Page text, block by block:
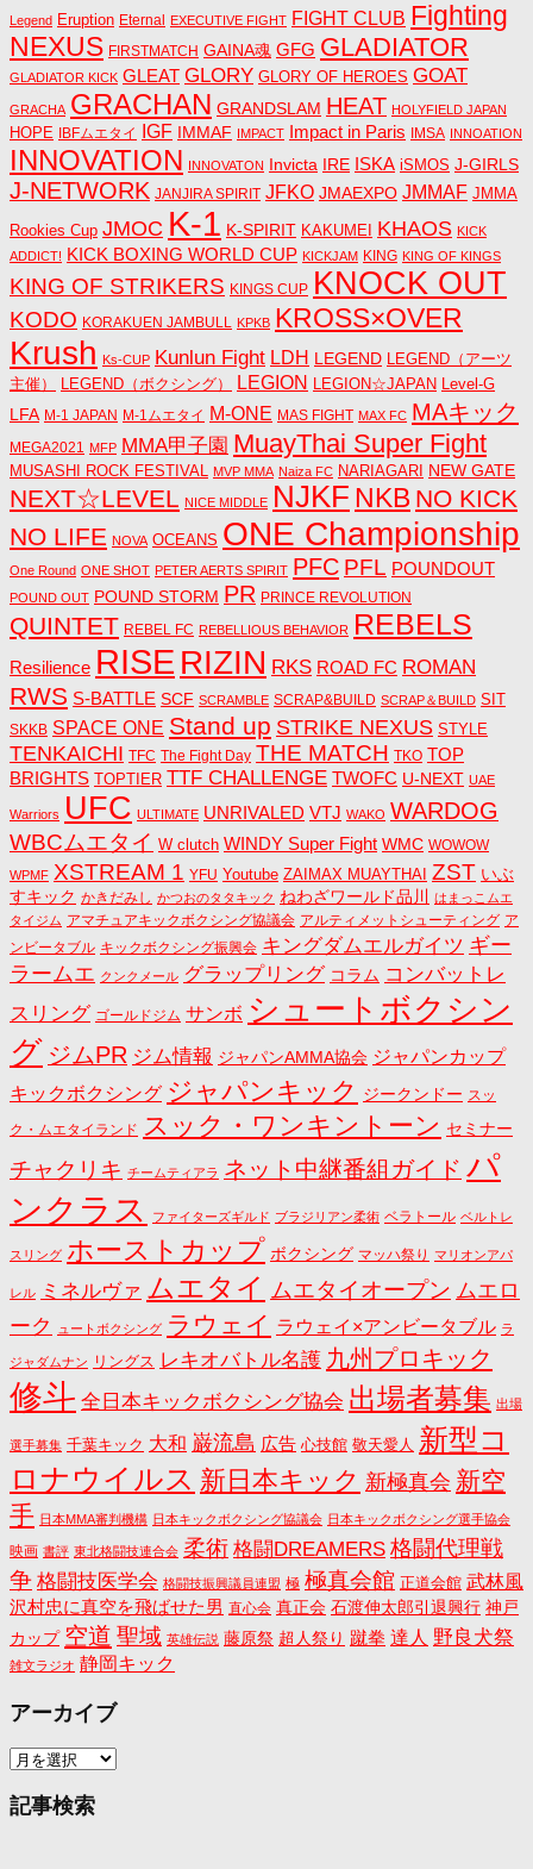
Legend Eruption Eternal EXECUTIVE FIGHT FIGHT CLUB Fighting
NEXUS FIRSTMATCH GAINA魂 GFG GLADIATOR
GLADIATOR KICK GLEAT GLORY GLORY OF HEROES GOAT
GRACHA GRACHAN GRANDSLAM HEAT HOLYFIELD JAPAN
HOPE IBFムエタイ IGF IMMAF IMPACT Impact in Paris IMSA INNOATION
INNOVATION INNOVATON Invicta IRE ISKA iSMOS J-GIRLS
J-NETWORK JANJIRA SPIRIT JFKO JMAEXPO JMMAF JMMA
Rookies Cup JMOC K-1 K-SPIRIT KAKUMEI KHAOS KICK
ADDICT! KICK BOXING WORLD CUP KICKJAM KING KING OF KINGS
KING OF STRIKERS KINGS CUP KNOCK OUT
KODO KORAKUEN JAMBULL KPKB KROSS×OVER
Krush Ks-CUP Kunlun Fight LDH LEGEND LEGEND（アーツ
主催）
LEGEND（ボクシング） LEGION LEGION☆JAPAN Level-G
LFA M-1 JAPAN M-1ムエタイ M-ONE MAS FIGHT MAX FC MAキック
MEGA2021 MFP MMA甲子園 MuayThai Super Fight
MUSASHI ROCK FESTIVAL MVP MMA Naiza FC NARIAGARI NEW GATE
NEXT☆LEVEL NICE MIDDLE NJKF NKB NO KICK
NO LIFE NOVA OCEANS ONE Championship
One Round ONE SHOT PETER AERTS SPIRIT PFC PFL POUNDOUT
POUND OUT POUND STORM PR PRINCE REVOLUTION
QUINTET REBEL FC REBELLIOUS BEHAVIOR REBELS
Resilience RISE RIZIN RKS ROAD FC ROMAN
RWS S-BATTLE SCF SCRAMBLE SCRAP&BUILD SCRAP＆BUILD SIT
SKKB SPACE ONE Stand up STRIKE NEXUS STYLE
TENKAICHI TFC The Fight Day THE MATCH TKO TOP
BRIGHTS TOPTIER TTF CHALLENGE TWOFC U-NEXT UAE
Warriors UFC ULTIMATE UNRIVALED VTJ WAKO WARDOG
WBCムエタイ W clutch WINDY Super Fight WMC WOWOW
WPMF XSTREAM 1 YFU Youtube ZAIMAX MUAYTHAI ZST いぶ
すキック かきだみし かつおのタタキック ねわざワールド品川
はまっこムエ
タイジム アマチュアキックボクシング協議会 アルティメットシューティング ア
ンビータブル キックボクシング振興会 キングダムエルガイツ ギー
ラームエ クンクメール グラップリング コラム コンバットレ
スリング ゴールドジム サンボ シュートボクシン
グ ジムPR ジム情報 ジャパンAMMA協会 ジャパンカップ
キックボクシング ジャパンキック ジークンドー スッ
ク・ムエタイランド スック・ワンキントーン セミナー
チャクリキ チームティアラ ネット中継番組ガイド パ
ンクラス
ファイターズギルド ブラジリアン柔術 ベラトール ベルトレ
スリング ホーストカップ ボクシング マッハ祭り マリオンアパ
レル ミネルヴァ ムエタイ ムエタイオープン ムエロ
ーク
ュートボクシング ラウェイ ラウェイ×アンビータブル ラ
ジャダムナン リングス レキオバトル名護 九州プロキック
修斗 全日本キックボクシング協会 出場者募集 出場
選手募集 千葉キック 大和 巌流島 広告 心技館 敬天愛人 新型コ
ロナウイルス 新日本キック 新極真会 新空
手 日本MMA審判機構 日本キックボクシング協議会 日本キックボクシング選手協会
映画 書評 東北格闘技連合会 柔術 格闘DREAMERS 格闘代理戦
争 格闘技医学会 格闘技振興議員連盟 極 極真会館 正道会館 武林風
沢村忠に真空を飛ばせた男 直心会 真正会 石渡伸太郎引退興行 神戸
カップ 空道 聖域 英雄伝説 藤原祭 超人祭り 蹴拳 達人 野良犬祭
雑文ラジオ 静岡キック
アーカイブ
ア
カ
記事検索